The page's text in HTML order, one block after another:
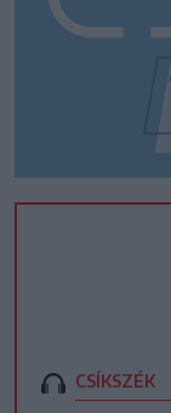
CSÍKSZÉK